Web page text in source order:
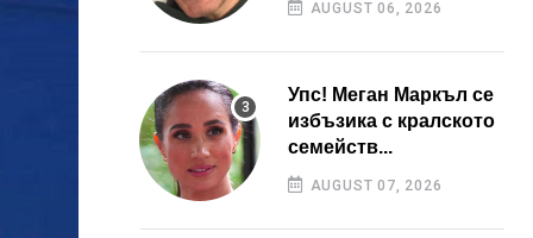
AUGUST 06, 2026
Упс! Меган Маркъл се
избъзика с кралското
семейств...
AUGUST 07, 2026